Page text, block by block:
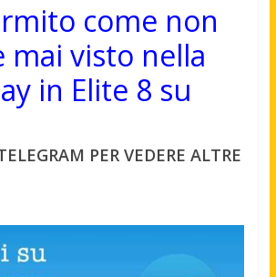
come non
mai visto nella
in Elite 8 su
PER VEDERE ALTRE